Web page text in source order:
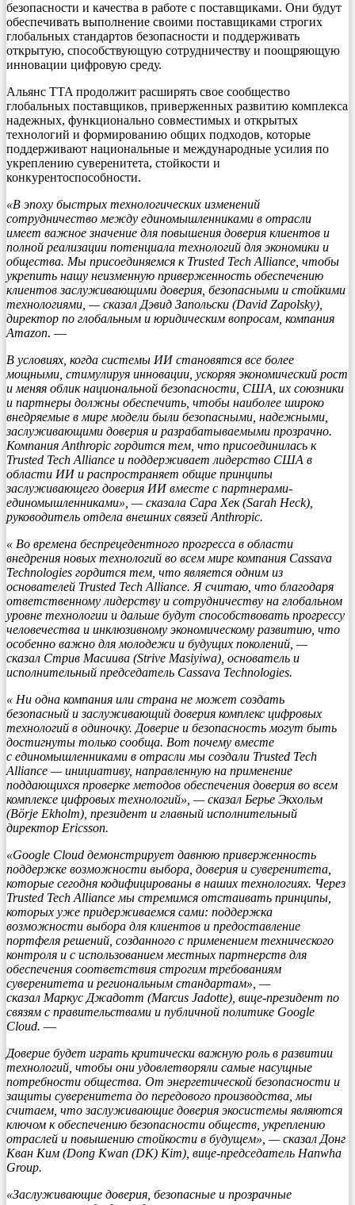
безопасности и качества в работе с поставщиками. Они будут
обеспечивать выполнение своими поставщиками строгих
глобальных стандартов безопасности и поддерживать
открытую, способствующую сотрудничеству и поощряющую
инновации цифровую среду.
Альянс TTA продолжит расширять свое сообщество
глобальных поставщиков, приверженных развитию комплекса
надежных, функционально совместимых и открытых
технологий и формированию общих подходов, которые
поддерживают национальные и международные усилия по
укреплению суверенитета, стойкости и
конкурентоспособности.
«В эпоху быстрых технологических изменений
сотрудничество между единомышленниками в отрасли
имеет важное значение для повышения доверия клиентов и
полной реализации потенциала технологий для экономики и
общества. Мы присоединяемся к Trusted Tech Alliance, чтобы
укрепить нашу неизменную приверженность обеспечению
клиентов заслуживающими доверия, безопасными и стойкими
технологиями, — сказал Дэвид Запольски (David Zapolsky),
директор по глобальным и юридическим вопросам, компания
Amazon. —
В условиях, когда системы ИИ становятся все более
мощными, стимулируя инновации, ускоряя экономический рост
и меняя облик национальной безопасности, США, их союзники
и партнеры должны обеспечить, чтобы наиболее широко
внедряемые в мире модели были безопасными, надежными,
заслуживающими доверия и разрабатываемыми прозрачно.
Компания Anthropic гордится тем, что присоединилась к
Trusted Tech Alliance и поддерживает лидерство США в
области ИИ и распространяет общие принципы
заслуживающего доверия ИИ вместе с партнерами-
единомышленниками», — сказала Сара Хек (Sarah Heck),
руководитель отдела внешних связей Anthropic.
« Во времена беспрецедентного прогресса в области
внедрения новых технологий во всем мире компания Cassava
Technologies гордится тем, что является одним из
основателей Trusted Tech Alliance. Я считаю, что благодаря
ответственному лидерству и сотрудничеству на глобальном
уровне технологии и дальше будут способствовать прогрессу
человечества и инклюзивному экономическому развитию, что
особенно важно для молодежи и будущих поколений, —
сказал Стрив Масиива (Strive Masiyiwa), основатель и
исполнительный председатель Cassava Technologies.
« Ни одна компания или страна не может создать
безопасный и заслуживающий доверия комплекс цифровых
технологий в одиночку. Доверие и безопасность могут быть
достигнуты только сообща. Вот почему вместе
с единомышленниками в отрасли мы создали Trusted Tech
Alliance — инициативу, направленную на применение
поддающихся проверке методов обеспечения доверия во всем
комплексе цифровых технологий», — сказал Берье Экхольм
(Börje Ekholm), президент и главный исполнительный
директор Ericsson.
«Google Cloud демонстрирует давнюю приверженность
поддержке возможности выбора, доверия и суверенитета,
которые сегодня кодифицированы в наших технологиях. Через
Trusted Tech Alliance мы стремимся отстаивать принципы,
которых уже придерживаемся сами: поддержка
возможности выбора для клиентов и предоставление
портфеля решений, созданного с применением технического
контроля и с использованием местных партнерств для
обеспечения соответствия строгим требованиям
суверенитета и региональным стандартам», —
сказал Маркус Джадотт (Marcus Jadotte), вице-президент по
связям с правительствами и публичной политике Google
Cloud. —
Доверие будет играть критически важную роль в развитии
технологий, чтобы они удовлетворяли самые насущные
потребности общества. От энергетической безопасности и
защиты суверенитета до передового производства, мы
считаем, что заслуживающие доверия экосистемы являются
ключом к обеспечению безопасности обществ, укреплению
отраслей и повышению стойкости в будущем», — сказал Донг
Кван Ким (Dong Kwan (DK) Kim), вице-председатель Hanwha
Group.
«Заслуживающие доверия, безопасные и прозрачные